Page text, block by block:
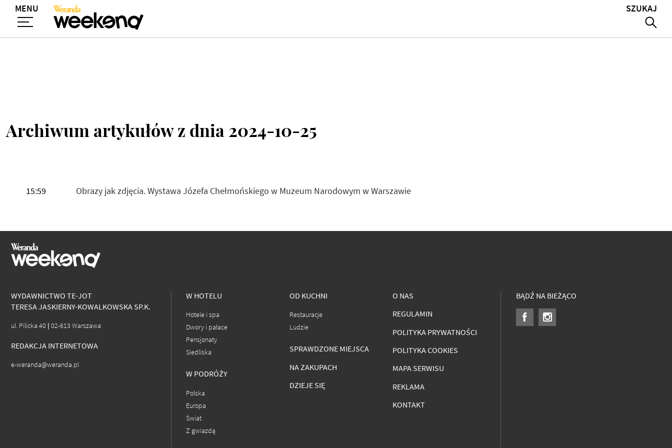
MENU SZUKAJ
Archiwum artykułów z dnia 2024-10-25
15:59 Obrazy jak zdjęcia. Wystawa Józefa Chełmońskiego w Muzeum Narodowym w Warszawie
WYDAWNICTWO TE-JOT
TERESA JASKIERNY-KOWALKOWSKA SP.K.
ul. Pilicka 40 | 02-613 Warszawa
REDAKCJA INTERNETOWA
e-weranda@weranda.pl
W HOTELU
Hotele i spa
Dwory i pałace
Pensjonaty
Siedliska
W PODRÓŻY
Polska
Europa
Świat
Z gwiazdą
OD KUCHNI
Restauracje
Ludzie
SPRAWDZONE MIEJSCA
NA ZAKUPACH
DZIEJE SIĘ
O NAS
REGULAMIN
POLITYKA PRYWATNOŚCI
POLITYKA COOKIES
MAPA SERWISU
REKLAMA
KONTAKT
BĄDŹ NA BIEŻĄCO